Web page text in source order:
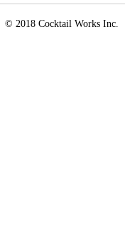
© 2018 Cocktail Works Inc.